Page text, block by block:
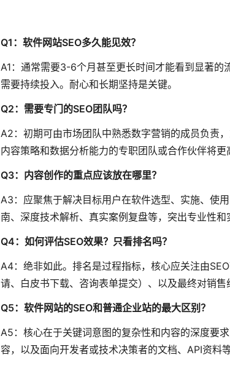
Q1：软件网站SEO多久能见效？
A1：通常需要3-6个月甚至更长时间才能看到显著
需要持续投入。耐心和长期坚持是关键。
Q2：需要专门的SEO团队吗？
A2：初期可由市场团队中熟悉数字营销的成员负责
内容策略和数据分析能力的专职团队或合作伙伴将更
Q3：内容创作的重点应该放在哪里？
A3：应聚焦于解决目标用户在软件选型、实施、使
南、深度技术解析、真实案例复盘等，突出专业性和
Q4：如何评估SEO效果？只看排名吗？
A4：绝非如此。排名是过程指标，核心应关注由
请、白皮书下载、咨询表单提交）、以及最终对销售
Q5：软件网站的SEO和普通企业站的最大区别？
A5：核心在于关键词意图的复杂性和内容的深度要
容，以及面向开发者或技术决策者的文档、API资料